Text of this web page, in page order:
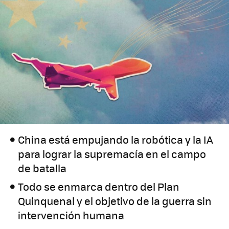
China está empujando la robótica y la IA
para lograr la supremacía en el campo
de batalla
Todo se enmarca dentro del Plan
Quinquenal y el objetivo de la guerra sin
intervención humana